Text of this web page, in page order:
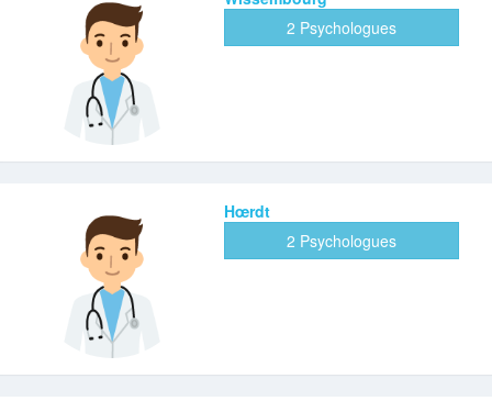
2 Psychologues
Hœrdt
2 Psychologues